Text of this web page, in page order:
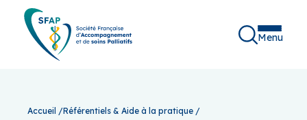
Menu
Accueil /Référentiels & Aide à la pratique /